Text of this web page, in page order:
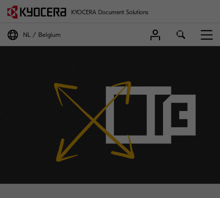
KYOCERA Document Solutions
NL Belgium